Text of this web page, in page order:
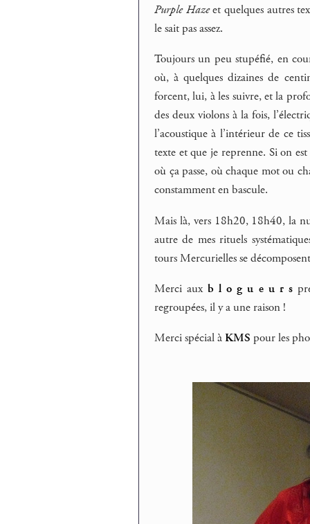
Purple Hazeet quelques autres
le sait pas assez.
Toujours un peu stupéfié, en
où, à quelques dizaines de
forcent, lui, à les suivre, et la
des deux violons à la fois,
l’acoustique à l’intérieur de ce
texte et que je reprenne. Si on
où ça passe, où chaque mot ou
constamment en bascule.
Mais là, vers 18h20, 18h40, la
autre de mes rituels
tours Mercurielles se
Merci auxb l o g u e u r s
regroupées, il y a une raison !
Merci spécial àKMS pour les